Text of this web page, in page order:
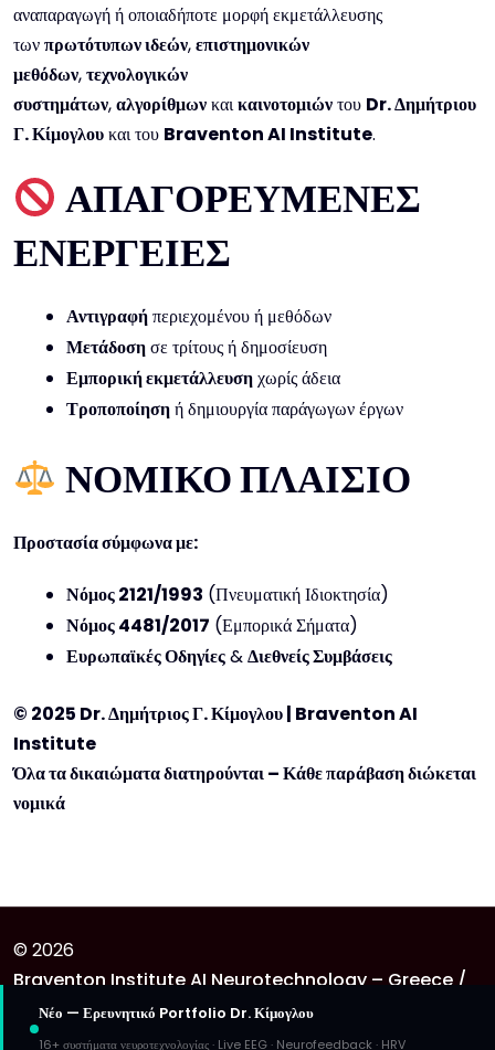
αναπαραγωγή ή οποιαδήποτε μορφή εκμετάλλευσης
τωνπρωτότυπων ιδεών,επιστημονικών
μεθόδων,τεχνολογικών
συστημάτων,αλγορίθμωνκαικαινοτομιώντου Dr. Δημήτριου
Γ. Κίμογλουκαι του Braventon AI Institute.
ΑΠΑΓΟΡΕΥΜΕΝΕΣ
ΕΝΕΡΓΕΙΕΣ
Αντιγραφήπεριεχομένου ή μεθόδων
Μετάδοσησε τρίτους ή δημοσίευση
Εμπορική εκμετάλλευσηχωρίς άδεια
Τροποποίησηή δημιουργία παράγωγων έργων
ΝΟΜΙΚΟ ΠΛΑΙΣΙΟ
Προστασία σύμφωνα με:
Νόμος 2121/1993 (Πνευματική Ιδιοκτησία)
Νόμος 4481/2017 (Εμπορικά Σήματα)
Ευρωπαϊκές Οδηγίες&Διεθνείς Συμβάσεις
© 2025 Dr. Δημήτριος Γ. Κίμογλου | Braventon AI
Institute
Όλα τα δικαιώματα διατηρούνται – Κάθε παράβαση διώκεται
νομικά
© 2026
Braventon Institute AI Neurotechnology – Greece /
United Kingdom
. Theme Provided ByYetiwp
Νέο — Ερευνητικό Portfolio Dr. Κίμογλου
16+ συστήματα νευροτεχνολογίας · Live EEG · Neurofeedback · HRV